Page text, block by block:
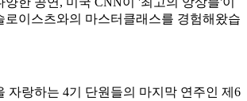
로이스츠와의 마스터클래스를 경험해왔습
자랑하는 4기 단원들의 마지막 연주인 제6